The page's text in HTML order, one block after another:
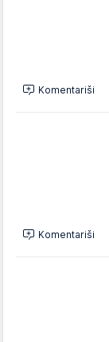
Komentariši
Komentariši